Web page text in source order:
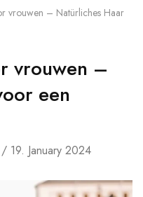
vrouwen – Natürliches Haar
vrouwen –
een
19. January 2024